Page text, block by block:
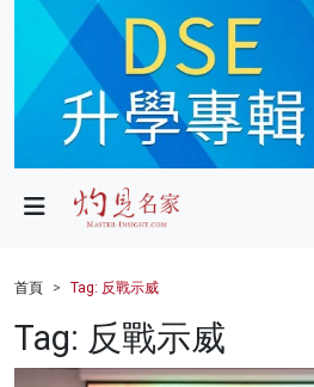
政局
財經
健康
首頁 Tag: 反戰示威
Tag: 反戰示威